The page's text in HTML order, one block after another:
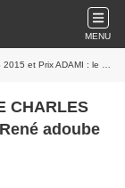
MENU
adoube la Princesse Géraldine
CHARLES
adoube